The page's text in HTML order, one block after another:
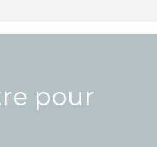
pour